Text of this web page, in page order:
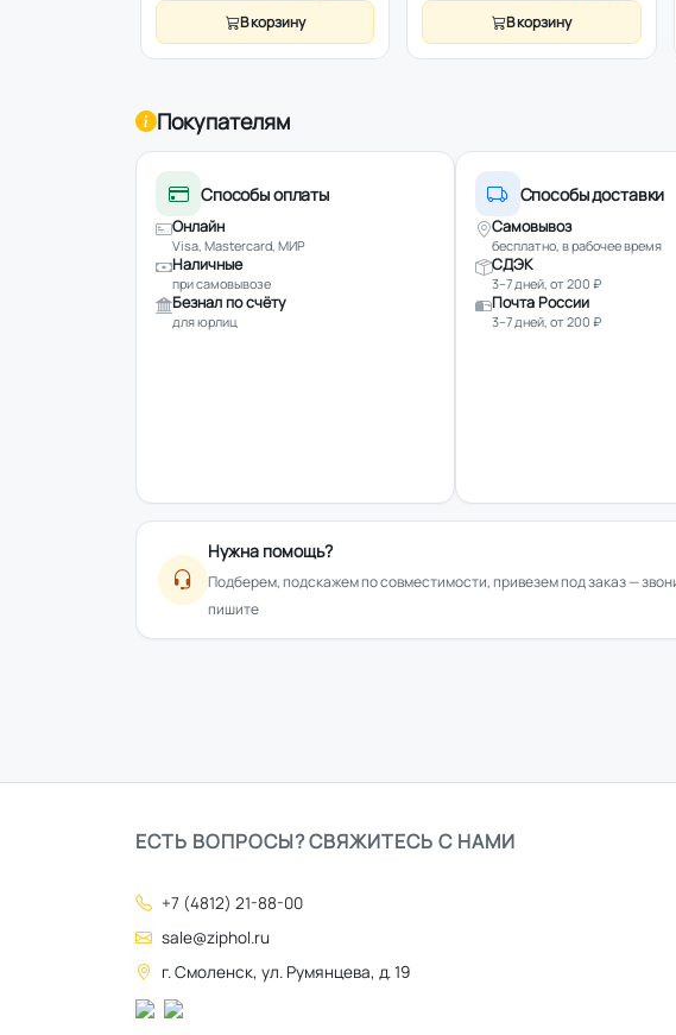
В корзину В корзину
Покупателям
Способы оплаты
Онлайн
Visa, Mastercard, МИР
Наличные
при самовывозе
Безнал по счёту
для юрлиц
Способы доставки
Самовывоз
бесплатно, в рабочее время
СДЭК
3–7 дней, от 200 ₽
Почта России
3–7 дней, от 200 ₽
Нужна помощь?
Подберем, подскажем по совместимости, привезем под заказ —
пишите
ЕСТЬ ВОПРОСЫ? СВЯЖИТЕСЬ С НАМИ
+7 (4812) 21-88-00
sale@ziphol.ru
г. Смоленск, ул. Румянцева, д. 19